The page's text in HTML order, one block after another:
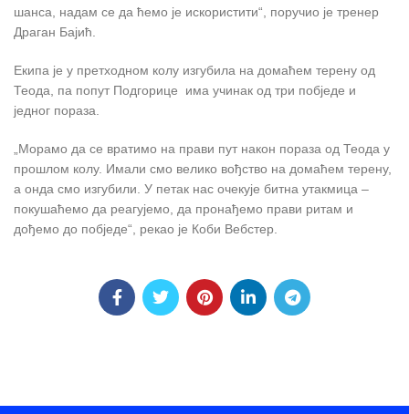
шанса, надам се да ћемо је искористити“, поручио је тренер
Драган Бајић.
Екипа је у претходном колу изгубила на домаћем терену од
Теода, па попут Подгорице има учинак од три побједе и
једног пораза.
„Морамо да се вратимо на прави пут након пораза од Теода у
прошлом колу. Имали смо велико вођство на домаћем терену,
а онда смо изгубили. У петак нас очекује битна утакмица –
покушаћемо да реагујемо, да пронађемо прави ритам и
дођемо до побједе“, рекао је Коби Вебстер.